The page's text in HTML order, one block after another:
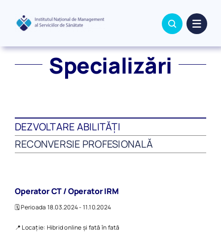
content
Specializări
DEZVOLTARE ABILITĂȚI
RECONVERSIE PROFESIONALĂ
Operator CT / Operator IRM
🗓️ Perioada 18.03.2024 - 11.10.2024
📍 Locație: Hibrid online și fată în fată